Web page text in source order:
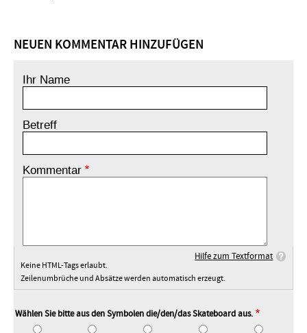
NEUEN KOMMENTAR HINZUFÜGEN
Ihr Name
Betreff
Kommentar
Hilfe zum Textformat
Keine HTML-Tags erlaubt.
Zeilenumbrüche und Absätze werden automatisch erzeugt.
Wählen Sie bitte aus den Symbolen die/den/das Skateboard aus.